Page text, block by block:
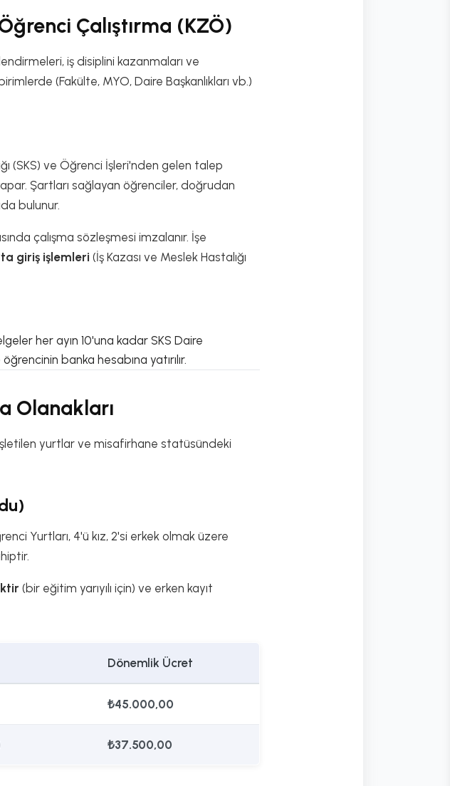
Çalıştırma (KZÖ)
iş disiplini kazanmaları ve
(Fakülte, MYO, Daire Başkanlıkları vb.)
(SKS) ve Öğrenci İşleri'nden gelen talep
Şartları sağlayan öğrenciler, doğrudan
bulunur.
çalışma sözleşmesi imzalanır. İşe
giriş işlemleri (İş Kazası ve Meslek Hastalığı
her ayın 10'una kadar SKS Daire
banka hesabına yatırılır.
Olanakları
yurtlar ve misafirhane statüsündeki
Yurtları, 4'ü kız, 2'si erkek olmak üzere
(bir eğitim yarıyılı için) ve erken kayıt
Dönemlik Ücret
₺45.000,00
₺37.500,00